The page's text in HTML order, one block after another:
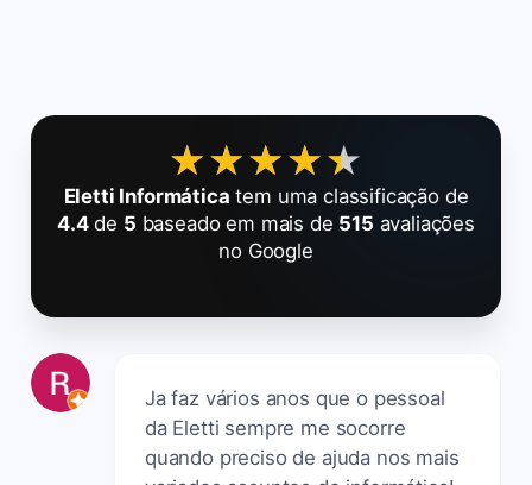
★★★★★
★★★★★
Eletti Informática tem uma classificação de
4.4de 5 baseado em mais de 515 avaliações
no Google
Ja faz vários anos que o pessoal
da Eletti sempre me socorre
quando preciso de ajuda nos mais